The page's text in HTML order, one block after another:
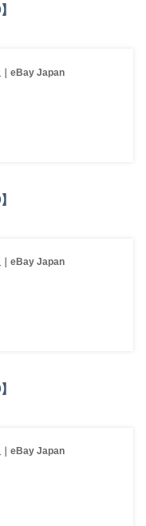
eBay Japan
eBay Japan
eBay Japan